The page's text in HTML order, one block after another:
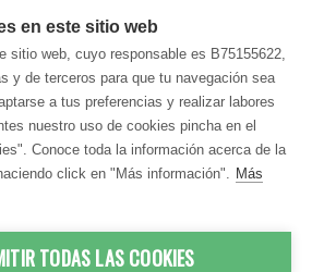
EMAIL
info@lindavita.com
HORARIO
- Jue / 9:00 - 18:30
Vie / 9:00 - 17:30
en este sitio web
sitio web, cuyo responsable es B75155622,
y de terceros para que tu navegación sea
a tus preferencias y realizar labores
nuestro uso de cookies pincha en el
Conoce toda la información acerca de la
click en "Más información". Más
TODAS LAS COOKIES